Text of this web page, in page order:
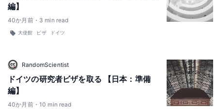
編】
40か月前・ 3 min read
大使館 ビザ ドイツ
RandomScientist
ドイツの研究者ビザを取る 【日本：準備
編】
40か月前・ 10 min read